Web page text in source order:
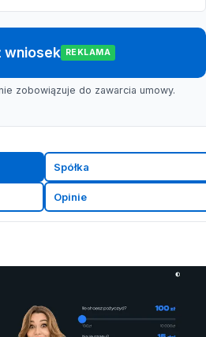
wniosek REKLAMA
zobowiązuje do zawarcia umowy.
Spółka
Opinie